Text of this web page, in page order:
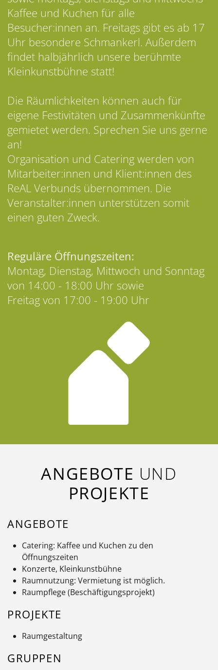
Kaffee und Kuchen für alle
Besucher:innen an. Freitags gibt es ab 17
Uhr besondere Schmankerl. Außerdem
findet halbjährlich unsere berühmte
Kleinkunstbühne statt!
Die Räumlichkeiten können auch für
eigene Festivitäten und Zusammenkünfte
gemietet werden. Sprechen Sie uns gerne
an!
Organisation und Catering werden von
Mitarbeiter:innen und Klient:innen des
ReAL Verbunds übernommen. Die
Veranstalter:innen unterstützen somit
einen guten Zweck.
Reguläre Öffnungszeiten:
Montag, Dienstag, Mittwoch und Sonntag
von 14:00 - 18:00 Uhr sowie
Freitag von 17:00 - 19:00 Uhr
ANGEBOTE UND
PROJEKTE
ANGEBOTE
Catering: Kaffee und Kuchen zu den
Öffnungszeiten
Konzerte, Kleinkunstbühne
Raumnutzung: Vermietung ist möglich.
Raumpflege (Beschäftigungsprojekt)
PROJEKTE
Raumgestaltung
GRUPPEN